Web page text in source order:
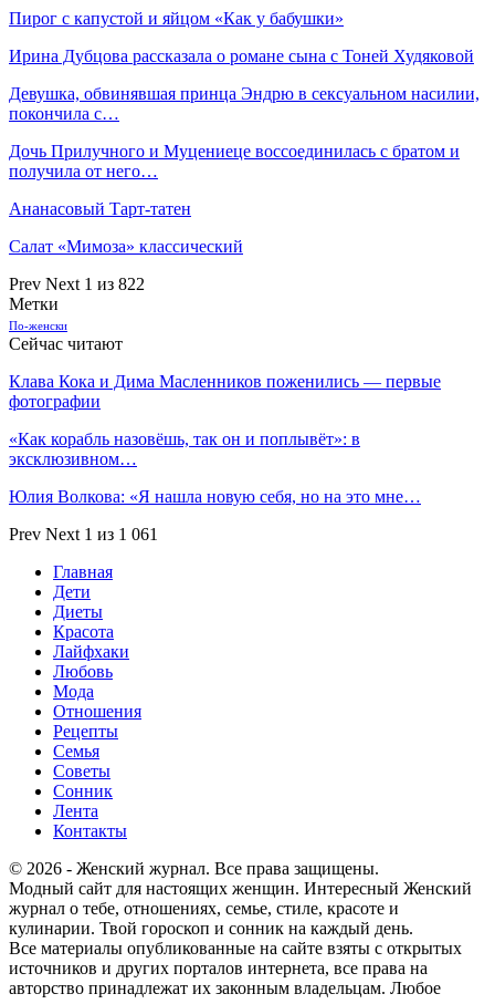
Пирог с капустой и яйцом «Как у бабушки»
Ирина Дубцова рассказала о романе сына с Тоней Худяковой
Девушка, обвинявшая принца Эндрю в сексуальном насилии,
покончила с…
Дочь Прилучного и Муцениеце воссоединилась с братом и
получила от него…
Ананасовый Тарт-татен
Салат «Мимоза» классический
Prev Next 1 из 822
Метки
По-женски
Сейчас читают
Клава Кока и Дима Масленников поженились — первые
фотографии
«Как корабль назовёшь, так он и поплывёт»: в
эксклюзивном…
Юлия Волкова: «Я нашла новую себя, но на это мне…
Prev Next 1 из 1 061
Главная
Дети
Диеты
Красота
Лайфхаки
Любовь
Мода
Отношения
Рецепты
Семья
Советы
Сонник
Лента
Контакты
© 2026 - Женский журнал. Все права защищены.
Модный сайт для настоящих женщин. Интересный Женский
журнал о тебе, отношениях, семье, стиле, красоте и
кулинарии. Твой гороскоп и сонник на каждый день.
Все материалы опубликованные на сайте взяты с открытых
источников и других порталов интернета, все права на
авторство принадлежат их законным владельцам. Любое